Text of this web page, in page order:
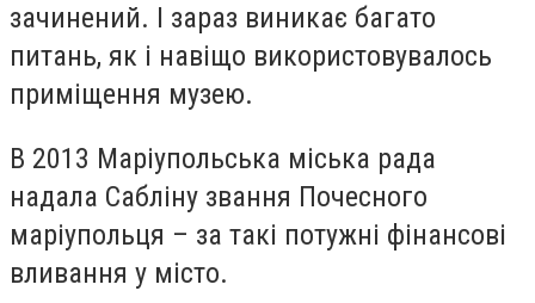
зачинений. І зараз виникає багато
питань, як і навіщо використовувалось
приміщення музею.
В 2013 Маріупольська міська рада
надала Сабліну звання Почесного
маріупольця – за такі потужні фінансові
вливання у місто.